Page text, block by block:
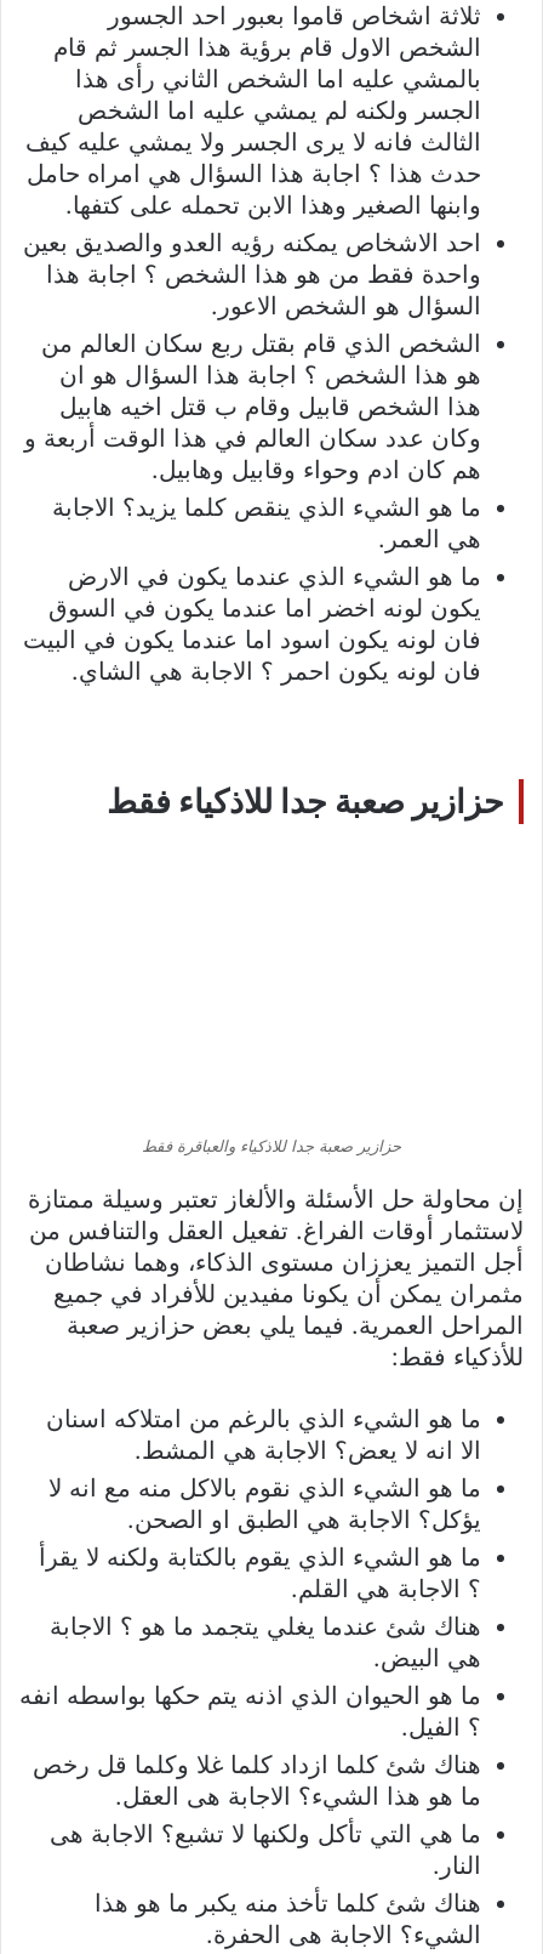
ثلاثة اشخاص قاموا بعبور احد الجسور
الشخص الاول قام برؤية هذا الجسر ثم قام
بالمشي عليه اما الشخص الثاني رأى هذا
الجسر ولكنه لم يمشي عليه اما الشخص
الثالث فانه لا يرى الجسر ولا يمشي عليه كيف
حدث هذا ؟ اجابة هذا السؤال هي امراه حامل
وابنها الصغير وهذا الابن تحمله على كتفها.
احد الاشخاص يمكنه رؤيه العدو والصديق بعين
واحدة فقط من هو هذا الشخص ؟ اجابة هذا
السؤال هو الشخص الاعور.
الشخص الذي قام بقتل ربع سكان العالم من
هو هذا الشخص ؟ اجابة هذا السؤال هو ان
هذا الشخص قابيل وقام ب قتل اخيه هابيل
وكان عدد سكان العالم في هذا الوقت أربعة و
هم كان ادم وحواء وقابيل وهابيل.
ما هو الشيء الذي ينقص كلما يزيد؟ الاجابة
هي العمر.
ما هو الشيء الذي عندما يكون في الارض
يكون لونه اخضر اما عندما يكون في السوق
فان لونه يكون اسود اما عندما يكون في البيت
فان لونه يكون احمر ؟ الاجابة هي الشاي.
حزازير صعبة جدا للاذكياء فقط
حزازير صعبة جدا للاذكياء والعباقرة فقط
إن محاولة حل الأسئلة والألغاز تعتبر وسيلة ممتازة
لاستثمار أوقات الفراغ. تفعيل العقل والتنافس من
أجل التميز يعززان مستوى الذكاء، وهما نشاطان
مثمران يمكن أن يكونا مفيدين للأفراد في جميع
المراحل العمرية. فيما يلي بعض حزازير صعبة
للأذكياء فقط:
ما هو الشيء الذي بالرغم من امتلاكه اسنان
الا انه لا يعض؟ الاجابة هي المشط.
ما هو الشيء الذي نقوم بالاكل منه مع انه لا
يؤكل؟ الاجابة هي الطبق او الصحن.
ما هو الشيء الذي يقوم بالكتابة ولكنه لا يقرأ
؟ الاجابة هي القلم.
هناك شئ عندما يغلي يتجمد ما هو ؟ الاجابة
هي البيض.
ما هو الحيوان الذي اذنه يتم حكها بواسطه انفه
؟ الفيل.
هناك شئ كلما ازداد كلما غلا وكلما قل رخص
ما هو هذا الشيء؟ الاجابة هى العقل.
ما هي التي تأكل ولكنها لا تشبع؟ الاجابة هى
النار.
هناك شئ كلما تأخذ منه يكبر ما هو هذا
الشيء؟ الاجابة هى الحفرة.